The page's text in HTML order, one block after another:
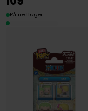
På nettlager